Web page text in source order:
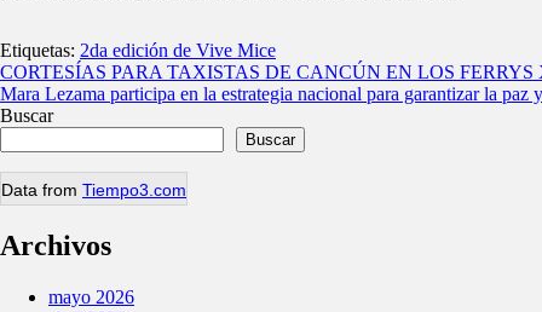
Etiquetas: 2da edición de Vive Mice
Navegación
de
CORTESÍAS PARA TAXISTAS DE CANCÚN EN LOS
Mara Lezama participa en la estrategia nacional para garantizar la paz
Buscar
Buscar
Data from Tiempo3.com
Archivos
mayo 2026